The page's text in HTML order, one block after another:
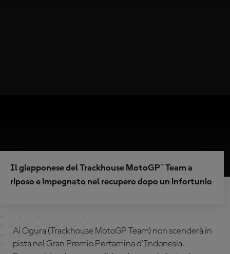
Il giapponese del Trackhouse MotoGP™ Team a
riposo e impegnato nel recupero dopo un infortunio
Ai Ogura (Trackhouse MotoGP Team) non scenderà in
pista nel Gran Premio Pertamina d'Indonesia.